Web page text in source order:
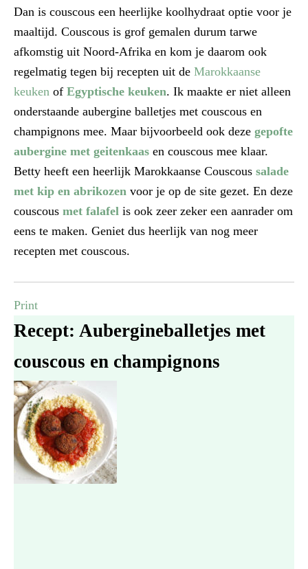
Dan is couscous een heerlijke koolhydraat optie voor je
maaltijd. Couscous is grof gemalen durum tarwe
afkomstig uit Noord-Afrika en kom je daarom ook
regelmatig tegen bij recepten uit de Marokkaanse
keuken of Egyptische keuken. Ik maakte er niet alleen
onderstaande aubergine balletjes met couscous en
champignons mee. Maar bijvoorbeeld ook deze gepofte
aubergine met geitenkaas en couscous mee klaar.
Betty heeft een heerlijk Marokkaanse Couscous salade
met kip en abrikozen voor je op de site gezet. En deze
couscous met falafel is ook zeer zeker een aanrader om
eens te maken. Geniet dus heerlijk van nog meer
recepten met couscous.
Print
Recept: Aubergineballetjes met
couscous en champignons